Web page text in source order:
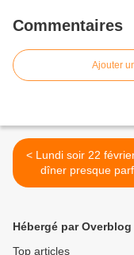
Commentaires
Ajouter
< Lundi soir 22 février - Un
dîner presque
Hébergé par Overblog
Top articles